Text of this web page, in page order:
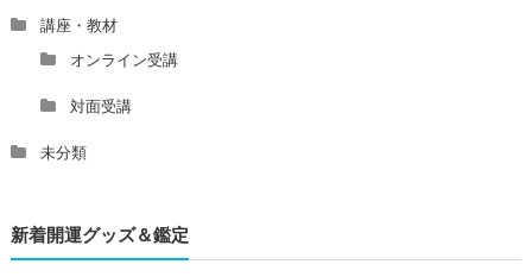
講座・教材
オンライン受講
対面受講
未分類
新着開運グッズ＆鑑定